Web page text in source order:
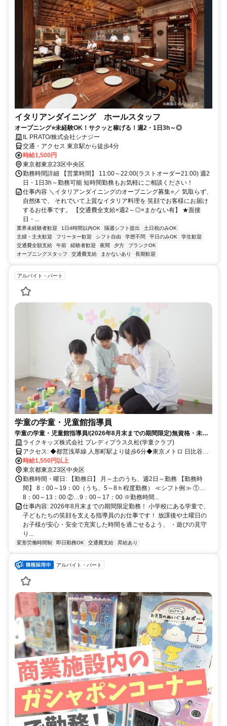
イタリアンダイニング ホールスタッフ
オープニング⭐未経験OK！サクッと稼げる！週2・1日3h～◎
IL PRATO/株式会社シナジー
交通・アクセス 東京駅から徒歩4分
時給1,500円
東京都東京23区中央区
勤務時間詳細 【営業時間】 11:00～22:00(ラストオーダー21:00) 週2
日・1日3h～勤務可能 短時間勤務もお気軽にご相談ください！
仕事内容 ＼イタリアンダイニングのオープニング募集⭐／ 気取らず、
自然体で、 それでいて上質なイタリア料理を 笑顔でお客様にお届け
するお仕事です。 【交通費全支給×週2～◎×まかない有】 ★面接
日・...
業界未経験者歓迎 1日4時間以内OK 隔週シフト提出
土日祝のみOK
主婦・主夫歓迎
フリーター歓迎 シフト自由 学歴不問 平日のみOK
学生歓迎
交通費全額支給
午前 経験者歓迎 夜間 夕方
ブランクOK
オープニングスタッフ
交通費支給 まかないあり 長期歓迎
アルバイト・パート
学童の学童・児童館指導員
学童の学童・児童館指導員/(2026年8月末までの期間限定)無資格・未経
験OK!子ども教室のスタッフ大募集！
ライクキッズ株式会社 プレディプラス久松(学童クラブ)
アクセス: ◆都営浅草線 人形町駅より徒歩6分◆東京メトロ 日比谷線
人形町駅より徒歩6分
時給1,550円以上
東京都東京23区中央区
勤務時間・曜日: 【勤務日】 月～土のうち、週2日～勤務 【勤務時
間】 8：00～19：00（うち、5～8ｈ程度勤務） ≪シフト例≫ ①…
8：00～13：00 ②…9：00～17：00 ※勤務時間...
仕事内容: 2026年8月末までの期間限定勤務！ 小学校にある学童で、
子どもたちの笑顔を支える指導員のお仕事です！ 放課後や土曜日の
お子様が安心・安全で充実した時間を過ごせるよう、 ・遊びの見守
り...
変形労働時間制 即日勤務OK 交通費支給 昇給あり
アルバイト・パート